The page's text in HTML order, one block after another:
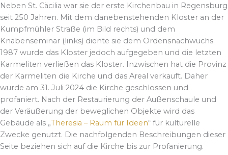
Neben St. Cäcilia war sie der erste Kirchenbau in Regensburg
seit 250 Jahren. Mit dem danebenstehenden Kloster an der
Kumpfmühler Straße (im Bild rechts) und dem
Knabenseminar (links) diente sie dem Ordensnachwuchs.
1987 wurde das Kloster jedoch aufgegeben und die letzten
Karmeliten verließen das Kloster. Inzwischen hat die Provinz
der Karmeliten die Kirche und das Areal verkauft. Daher
wurde am 31. Juli 2024 die Kirche geschlossen und
profaniert. Nach der Restaurierung der Außenschaule und
der Veräußerung der beweglichen Objekte wird das
Gebäude als „Theresia – Raum für Ideen“ für kulturelle
Zwecke genutzt. Die nachfolgenden Beschreibungen dieser
Seite beziehen sich auf die Kirche bis zur Profanierung.